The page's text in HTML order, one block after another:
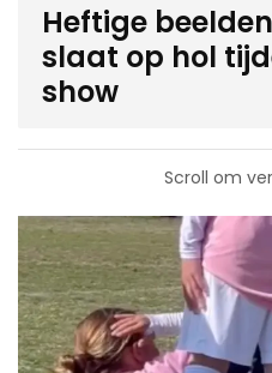
Heftige
slaat op hol
show
Scroll om